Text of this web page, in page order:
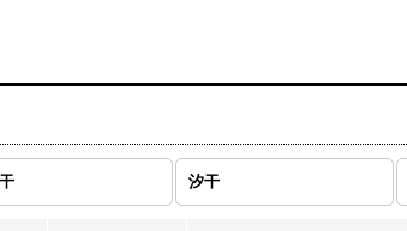
汐干